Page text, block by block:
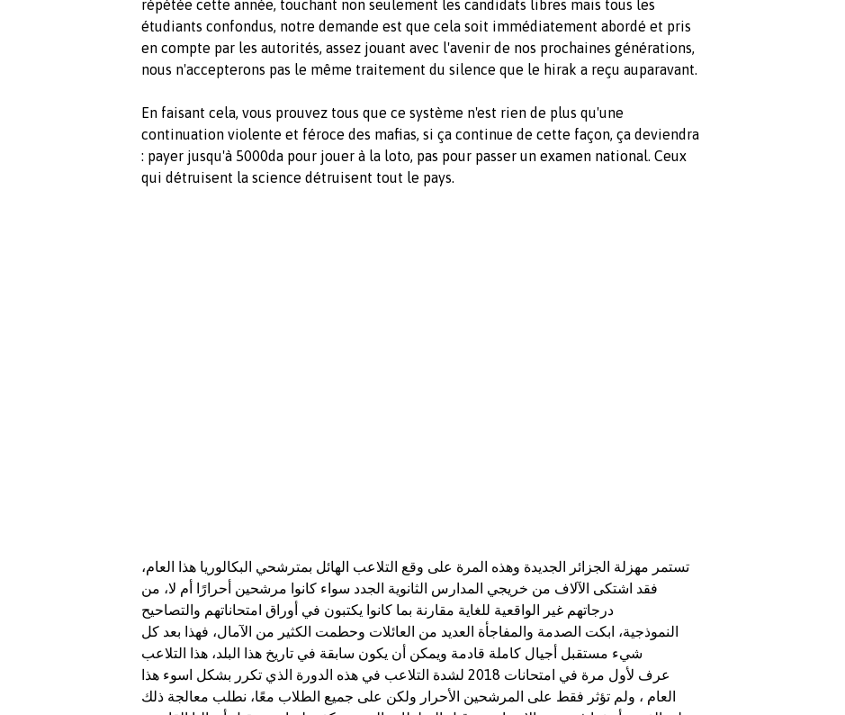
répétée cette année, touchant non seulement les candidats libres mais tous les
étudiants confondus, notre demande est que cela soit immédiatement abordé et pris
en compte par les autorités, assez jouant avec l'avenir de nos prochaines générations,
nous n'accepterons pas le même traitement du silence que le hirak a reçu auparavant.
En faisant cela, vous prouvez tous que ce système n'est rien de plus qu'une
continuation violente et féroce des mafias, si ça continue de cette façon, ça deviendra
: payer jusqu'à 5000da pour jouer à la loto, pas pour passer un examen national. Ceux
qui détruisent la science détruisent tout le pays.
تستمر مهزلة الجزائر الجديدة وهذه المرة على وقع التلاعب الهائل بمترشحي البكالوريا هذا العام،
فقد اشتكى الآلاف من خريجي المدارس الثانوية الجدد سواء كانوا مرشحين أحرارًا أم لا، من
درجاتهم غير الواقعية للغاية مقارنة بما كانوا يكتبون في أوراق امتحاناتهم والتصاحيح
النموذجية، ابكت الصدمة والمفاجأة العديد من العائلات وحطمت الكثير من الآمال، فهذا بعد كل
شيء مستقبل أجيال كاملة قادمة ويمكن أن يكون سابقة في تاريخ هذا البلد، هذا التلاعب
عرف لأول مرة في امتحانات 2018 لشدة التلاعب في هذه الدورة الذي تكرر بشكل اسوء هذا
العام ، ولم تؤثر فقط على المرشحين الأحرار ولكن على جميع الطلاب معًا، نطلب معالجة ذلك